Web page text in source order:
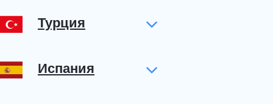
Турция
Испания